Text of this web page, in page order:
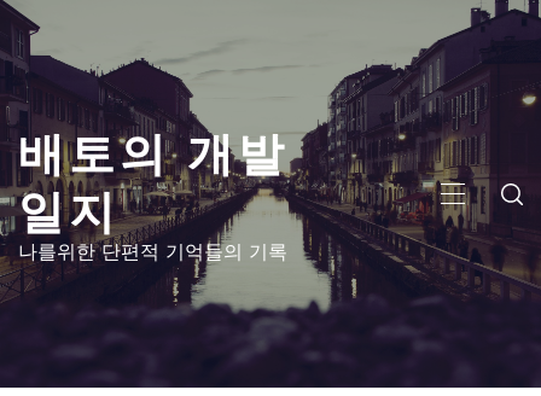
콘
츠
로
건
뛰
기
배토의 개발
일지
나를위한 단편적 기억들의 기록
주
메
뉴